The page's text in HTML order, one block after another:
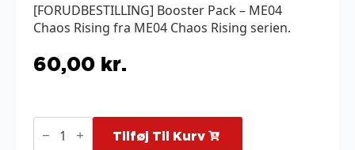
[FORUDBESTILLING] Booster Pack – ME04
Chaos Rising fra ME04 Chaos Rising serien.
60,00 kr.
Booster
Pack Tilføj Til Kurv